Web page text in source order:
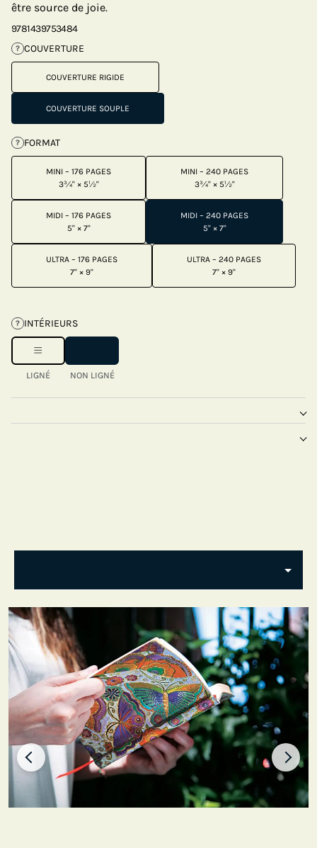
être source de joie.
9781439753484
? COUVERTURE
COUVERTURE RIGIDE
COUVERTURE SOUPLE
? FORMAT
MINI – 176 PAGES
3¾" × 5½"
MINI – 240 PAGES
3¾" × 5½"
MIDI – 176 PAGES
5" × 7"
MIDI – 240 PAGES
5" × 7"
ULTRA – 176 PAGES
7" × 9"
ULTRA – 240 PAGES
7" × 9"
? INTÉRIEURS
LIGNÉ NON LIGNÉ